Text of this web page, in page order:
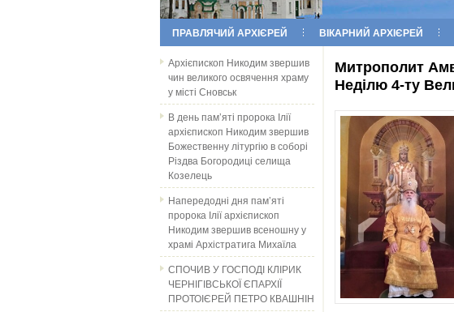
ПРАВЛЯЧИЙ АРХІЄРЕЙ ВІКАРНИЙ АРХІЄРЕЙ
Архієпископ Никодим звершив
чин великого освячення храму
у місті Сновськ
В день пам’яті пророка Ілії
архієпископ Никодим звершив
Божественну літургію в соборі
Різдва Богородиці селища
Козелець
Напередодні дня пам’яті
пророка Ілії архієпископ
Никодим звершив всеношну у
храмі Архістратига Михаїла
СПОЧИВ У ГОСПОДІ КЛІРИК
ЧЕРНІГІВСЬКОЇ ЄПАРХІЇ
ПРОТОІЄРЕЙ ПЕТРО КВАШНІН
Митрополит
Неділю 4-ту